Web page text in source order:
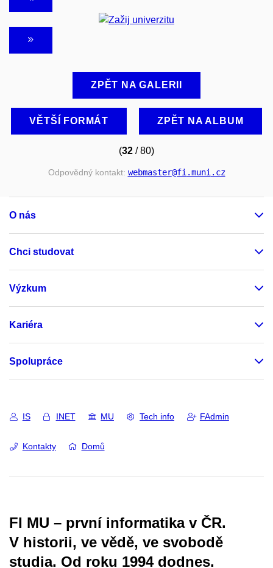
ZPĚT NA GALERII
VĚTŠÍ FORMÁT ZPĚT NA ALBUM
(32 / 80)
Odpovědný kontakt: webmaster@fi.muni.cz
O nás
Chci studovat
Výzkum
Kariéra
Spolupráce
IS INET MU Tech info FAdmin
Kontakty Domů
FI MU – první informatika v ČR.
V historii, ve vědě, ve svobodě
studia. Od roku 1994 dodnes.